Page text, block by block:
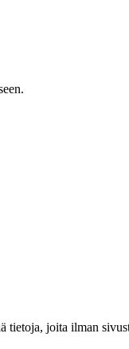
tietoja, joita ilman